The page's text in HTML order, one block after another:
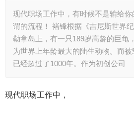
现代职场工作中，有时候不是输给
谓的流程！ 褚锋根据《吉尼斯世界
勒拿岛上，有一只189岁高龄的巨龟
为世界上年龄最大的陆生动物。而被
已经超过了1000年。作为初创公司
现代职场工作中，